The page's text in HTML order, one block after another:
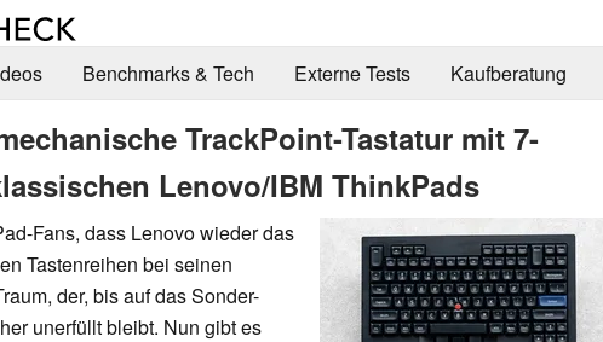
Benchmarks & Tech Externe Tests Kaufberatung
TrackPoint-Tastatur mit 7-
Lenovo/IBM ThinkPads
Fans, dass Lenovo wieder das
Tastenreihen bei seinen
der, bis auf das Sonder-
unerfüllt bleibt. Nun gibt es